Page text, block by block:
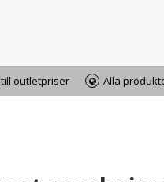
outletpriser Alla